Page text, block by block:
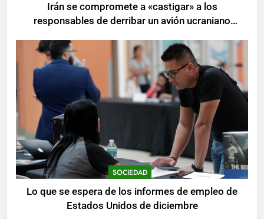
Irán se compromete a «castigar» a los
responsables de derribar un avión ucraniano
SOCIEDAD
Lo que se espera de los informes de empleo de
Estados Unidos de diciembre